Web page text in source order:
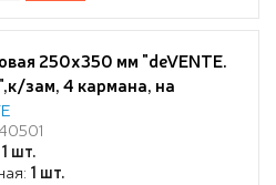
250x350 мм "deVENTE.
зам, 4 кармана, на
шт.
1 шт.